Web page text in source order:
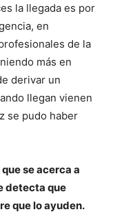
la llegada es por
en
de la
más en
derivar un
llegan vienen
se pudo haber
se acerca a
detecta que
que lo ayuden.